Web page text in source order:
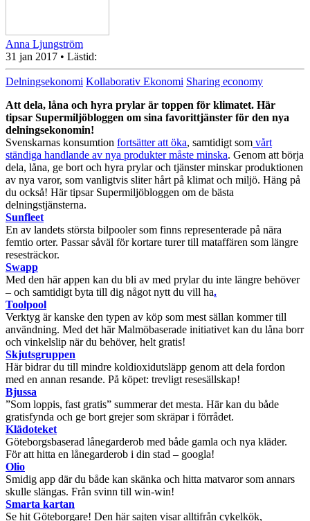
Anna Ljungström
31 jan 2017 • Lästid:
Delningsekonomi Kollaborativ Ekonomi Sharing economy
Att dela, låna och hyra prylar är toppen för klimatet. Här
tipsar Supermiljöbloggen om sina favorittjänster för den nya
delningsekonomin!
Svenskarnas konsumtion fortsätter att öka, samtidigt som vårt
ständiga handlande av nya produkter måste minska. Genom att börja
dela, låna, ge bort och hyra prylar och tjänster minskar produktionen
av nya varor, som vanligtvis sliter hårt på klimat och miljö. Häng på
du också! Här tipsar Supermiljöbloggen om de bästa
delningstjänsterna.
Sunfleet
En av landets största bilpooler som finns representerade på nära
femtio orter. Passar såväl för kortare turer till mataffären som längre
resesträckor.
Swapp
Med den här appen kan du bli av med prylar du inte längre behöver
– och samtidigt byta till dig något nytt du vill ha.
Toolpool
Verktyg är kanske den typen av köp som mest sällan kommer till
användning. Med det här Malmöbaserade initiativet kan du låna borr
och vinkelslip när du behöver, helt gratis!
Skjutsgruppen
Här bidrar du till mindre koldioxidutsläpp genom att dela fordon
med en annan resande. På köpet: trevligt resesällskap!
Bjussa
”Som loppis, fast gratis” summerar det mesta. Här kan du både
gratisfynda och ge bort grejer som skräpar i förrådet.
Klädoteket
Göteborgsbaserad lånegarderob med både gamla och nya kläder.
För att hitta en lånegarderob i din stad – googla!
Olio
Smidig app där du både kan skänka och hitta matvaror som annars
skulle slängas. Från svinn till win-win!
Smarta kartan
Se hit Göteborgare! Den här sajten visar alltifrån cykelkök,